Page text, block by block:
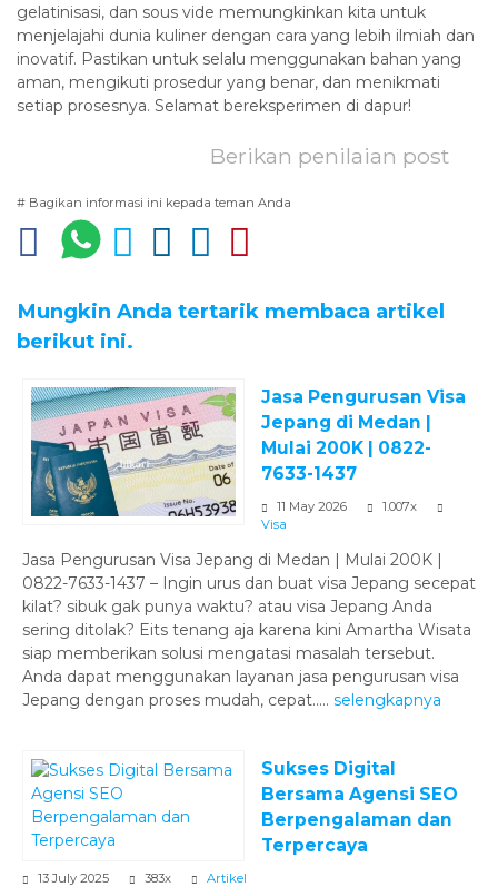
gelatinisasi, dan sous vide memungkinkan kita untuk
menjelajahi dunia kuliner dengan cara yang lebih ilmiah dan
inovatif. Pastikan untuk selalu menggunakan bahan yang
aman, mengikuti prosedur yang benar, dan menikmati
setiap prosesnya. Selamat bereksperimen di dapur!
Berikan penilaian post
# Bagikan informasi ini kepada teman Anda
Mungkin Anda tertarik membaca artikel
berikut ini.
Jasa Pengurusan Visa
Jepang di Medan |
Mulai 200K | 0822-
7633-1437
11 May 2026
1.007x
Visa
Jasa Pengurusan Visa Jepang di Medan | Mulai 200K |
0822-7633-1437 – Ingin urus dan buat visa Jepang secepat
kilat? sibuk gak punya waktu? atau visa Jepang Anda
sering ditolak? Eits tenang aja karena kini Amartha Wisata
siap memberikan solusi mengatasi masalah tersebut.
Anda dapat menggunakan layanan jasa pengurusan visa
Jepang dengan proses mudah, cepat..... selengkapnya
Sukses Digital
Bersama Agensi SEO
Berpengalaman dan
Terpercaya
13 July 2025 383x Artikel